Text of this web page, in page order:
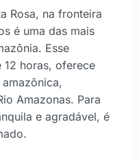
Rosa, na fronteira
é uma das mais
Esse
horas, oferece
Amazonas. Para
e agradável, é